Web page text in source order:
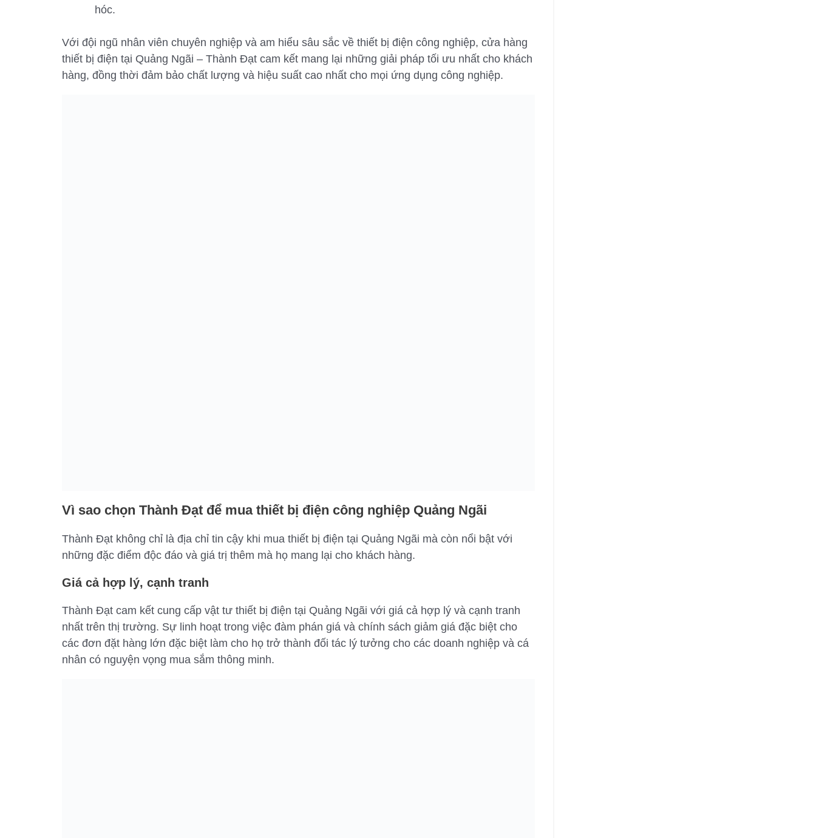
hóc.
Với đội ngũ nhân viên chuyên nghiệp và am hiểu sâu sắc về thiết bị điện công nghiệp, cửa hàng
thiết bị điện tại Quảng Ngãi – Thành Đạt cam kết mang lại những giải pháp tối ưu nhất cho khách
hàng, đồng thời đảm bảo chất lượng và hiệu suất cao nhất cho mọi ứng dụng công nghiệp.
Vì sao chọn Thành Đạt để mua thiết bị điện công nghiệp Quảng Ngãi
Thành Đạt không chỉ là địa chỉ tin cậy khi mua thiết bị điện tại Quảng Ngãi mà còn nổi bật với
những đặc điểm độc đáo và giá trị thêm mà họ mang lại cho khách hàng.
Giá cả hợp lý, cạnh tranh
Thành Đạt cam kết cung cấp vật tư thiết bị điện tại Quảng Ngãi với giá cả hợp lý và cạnh tranh
nhất trên thị trường. Sự linh hoạt trong việc đàm phán giá và chính sách giảm giá đặc biệt cho
các đơn đặt hàng lớn đặc biệt làm cho họ trở thành đối tác lý tưởng cho các doanh nghiệp và cá
nhân có nguyện vọng mua sắm thông minh.